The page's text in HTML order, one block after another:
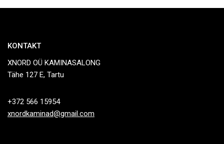
KONTAKT
XNORD OÜ KAMINASALONG
Tähe 127 E, Tartu
+372 566 15954
xnordkaminad@gmail.com